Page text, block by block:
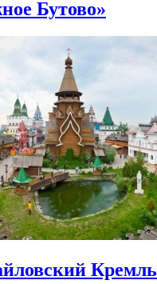
Бутово»
Кремль